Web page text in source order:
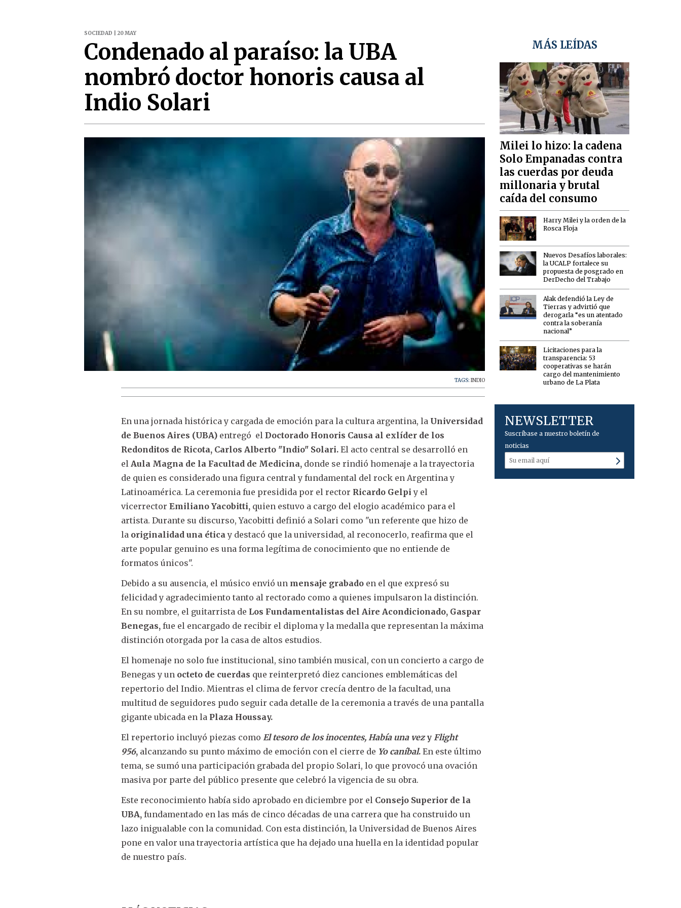
SOCIEDAD | 20 MAY
Condenado al paraíso: la UBA
nombró doctor honoris causa al
Indio Solari
TAGS:INDIO
En una jornada histórica y cargada de emoción para la cultura argentina, la Universidad
de Buenos Aires (UBA) entregó elDoctorado Honoris Causa al exlíder de los
Redonditos de Ricota, Carlos Alberto "Indio" Solari. El acto central se desarrolló en
el Aula Magna de la Facultad de Medicina, donde se rindió homenaje a la trayectoria
de quien es considerado una figura central y fundamental del rock en Argentina y
Latinoamérica. La ceremonia fue presidida por el rector Ricardo Gelpiy el
vicerrectorEmiliano Yacobitti, quien estuvo a cargo del elogio académico para el
artista. Durante su discurso, Yacobitti definió a Solari como "un referente que hizo de
la originalidad una ética y destacó que la universidad, al reconocerlo, reafirma que el
arte popular genuino es una forma legítima de conocimiento que no entiende de
formatos únicos".
Debido a su ausencia, el músico envió un mensaje grabado en el que expresó su
felicidad y agradecimiento tanto al rectorado como a quienes impulsaron la distinción.
En su nombre, el guitarrista de Los Fundamentalistas del Aire Acondicionado, Gaspar
Benegas, fue el encargado de recibir el diploma y la medalla que representan la máxima
distinción otorgada por la casa de altos estudios.
El homenaje no solo fue institucional, sino también musical, con un concierto a cargo de
Benegas y un octeto de cuerdas que reinterpretó diez canciones emblemáticas del
repertorio del Indio. Mientras el clima de fervor crecía dentro de la facultad, una
multitud de seguidores pudo seguir cada detalle de la ceremonia a través de una pantalla
gigante ubicada en la Plaza Houssay.
El repertorio incluyó piezas comoEl tesoro de los inocentes, Había una vezyFlight
956, alcanzando su punto máximo de emoción con el cierre de Yo caníbal. En este último
tema, se sumó una participación grabada del propio Solari, lo que provocó una ovación
masiva por parte del público presente que celebró la vigencia de su obra.
Este reconocimiento había sido aprobado en diciembre por el Consejo Superior de la
UBA, fundamentado en las más de cinco décadas de una carrera que ha construido un
lazo inigualable con la comunidad. Con esta distinción, la Universidad de Buenos Aires
pone en valor una trayectoria artística que ha dejado una huella en la identidad popular
de nuestro país.
MÁS LEÍDAS
Milei lo hizo: la cadena
Solo Empanadas contra
las cuerdas por deuda
millonaria y brutal
caída del consumo
Harry Milei y la orden de la
Rosca Floja
Nuevos Desafíos laborales:
la UCALP fortalece su
propuesta de posgrado en
DerDecho del Trabajo
Alak defendió la Ley de
Tierras y advirtió que
derogarla “es un atentado
contra la soberanía
nacional”
Licitaciones para la
transparencia: 53
cooperativas se harán
cargo del mantenimiento
urbano de La Plata
NEWSLETTER
Suscríbase a nuestro boletín de
noticias